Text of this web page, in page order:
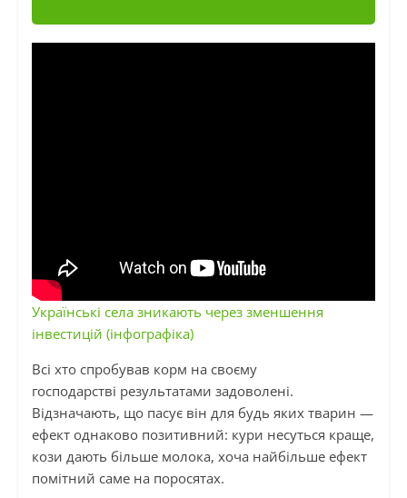
Українські села зникають через зменшення
інвестицій (інфографіка)
Всі хто спробував корм на своєму
господарстві результатами задоволені.
Відзначають, що пасує він для будь яких тварин —
ефект однаково позитивний: кури несуться краще,
кози дають більше молока, хоча найбільше ефект
помітний саме на поросятах.